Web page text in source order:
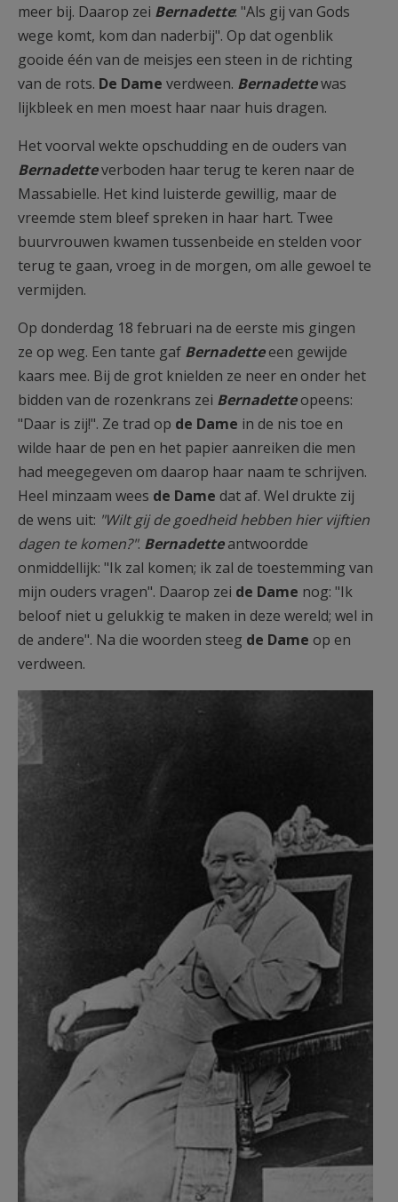
meer bij. Daarop zei Bernadette: "Als gij van Gods
wege komt, kom dan naderbij". Op dat ogenblik
gooide één van de meisjes een steen in de richting
van de rots. De Dame verdween. Bernadettewas
lijkbleek en men moest haar naar huis dragen.
Het voorval wekte opschudding en de ouders van
Bernadetteverboden haar terug te keren naar de
Massabielle. Het kind luisterde gewillig, maar de
vreemde stem bleef spreken in haar hart. Twee
buurvrouwen kwamen tussenbeide en stelden voor
terug te gaan, vroeg in de morgen, om alle gewoel te
vermijden.
Op donderdag 18 februari na de eerste mis gingen
ze op weg. Een tante gaf Bernadetteeen gewijde
kaars mee. Bij de grot knielden ze neer en onder het
bidden van de rozenkrans zei Bernadetteopeens:
"Daar is zij!". Ze trad op de Dame in de nis toe en
wilde haar de pen en het papier aanreiken die men
had meegegeven om daarop haar naam te schrijven.
Heel minzaam wees de Dame dat af. Wel drukte zij
de wens uit: "Wilt gij de goedheid hebben hier vijftien
dagen te komen?". Bernadetteantwoordde
onmiddellijk: "Ik zal komen; ik zal de toestemming van
mijn ouders vragen". Daarop zei de Dame nog: "Ik
beloof niet u gelukkig te maken in deze wereld; wel in
de andere". Na die woorden steeg de Dame op en
verdween.